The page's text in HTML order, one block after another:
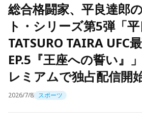
総合格闘家、平良達郎
ト・シリーズ第5弾「
TATSURO TAIRA UFC
EP.5『王座への誓い』
レミアムで独占配信開
2026/7/8 スポーツ